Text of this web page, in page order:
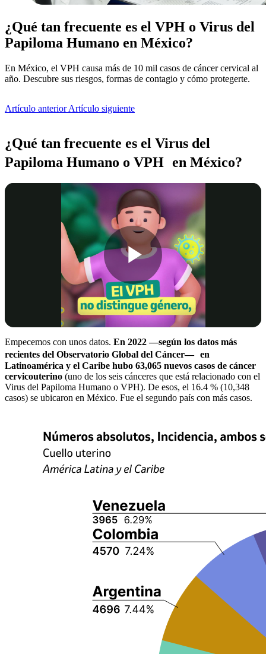
¿Qué tan frecuente es el VPH o Virus del
Papiloma Humano en México?
En México, el VPH causa más de 10 mil casos de cáncer cervical al
año. Descubre sus riesgos, formas de contagio y cómo protegerte.
Artículo anterior Artículo siguiente
¿Qué tan frecuente es el Virus del
Papiloma Humano o VPH en México?
Play
Video
Empecemos con unos datos. En 2022 —según los datos más
recientes del Observatorio Global del Cáncer— en
Latinoamérica y el Caribe hubo 63,065 nuevos casos de cáncer
cervicouterino (uno de los seis cánceres que está relacionado con el
Virus del Papiloma Humano o VPH). De esos, el 16.4 % (10,348
casos) se ubicaron en México. Fue el segundo país con más casos.